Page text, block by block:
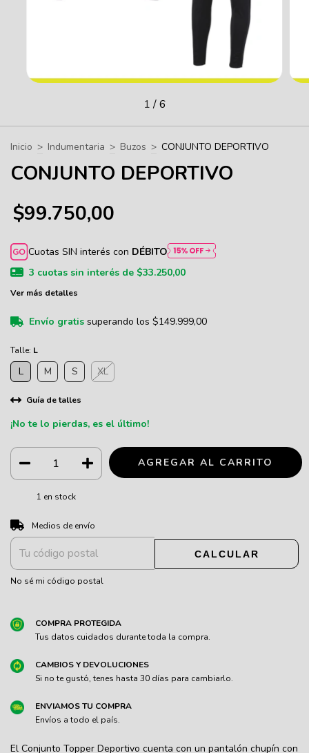
1/6
Inicio > Indumentaria > Buzos > CONJUNTO DEPORTIVO
CONJUNTO DEPORTIVO
$99.750,00
Cuotas SIN interés con DÉBITO
3 cuotas sin interés de $33.250,00
Ver más detalles
Envío gratis superando los $149.999,00
Talle: L
L M S XL
Guía de talles
¡No te lo pierdas, es el último!
1 en stock
Entregas para el CP:
Medios de envío
CALCULAR
No sé mi código postal
COMPRA PROTEGIDA
Tus datos cuidados durante toda la compra.
CAMBIOS Y DEVOLUCIONES
Si no te gustó, tenes hasta 30 días para cambiarlo.
ENVIAMOS TU COMPRA
Envíos a todo el país.
El Conjunto Topper Deportivo cuenta con un pantalón chupín con